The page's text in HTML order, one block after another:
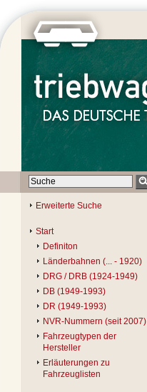
Erweiterte Suche
Start
Definiton
Länderbahnen (... - 1920)
DRG / DRB (1924-1949)
DB (1949-1993)
DR (1949-1993)
NVR-Nummern (seit 2007)
Fahrzeugtypen der
Hersteller
Erläuterungen zu
Fahrzeuglisten